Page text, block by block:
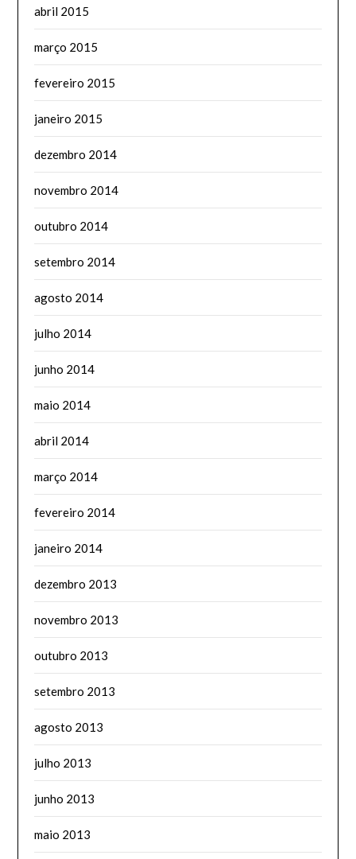
abril 2015
março 2015
fevereiro 2015
janeiro 2015
dezembro 2014
novembro 2014
outubro 2014
setembro 2014
agosto 2014
julho 2014
junho 2014
maio 2014
abril 2014
março 2014
fevereiro 2014
janeiro 2014
dezembro 2013
novembro 2013
outubro 2013
setembro 2013
agosto 2013
julho 2013
junho 2013
maio 2013